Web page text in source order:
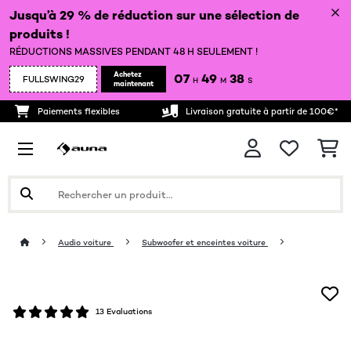
Jusqu’à 29 % de réduction sur une sélection de
produits !
RÉDUCTIONS MASSIVES PENDANT 48 H SEULEMENT !
FULLSWING29
Achetez
maintenant
07 H 49 M 38 S
Paiements flexibles Livraison gratuite à partir de 100€*
Audio voiture Subwoofer et enceintes voiture
13 Evaluations